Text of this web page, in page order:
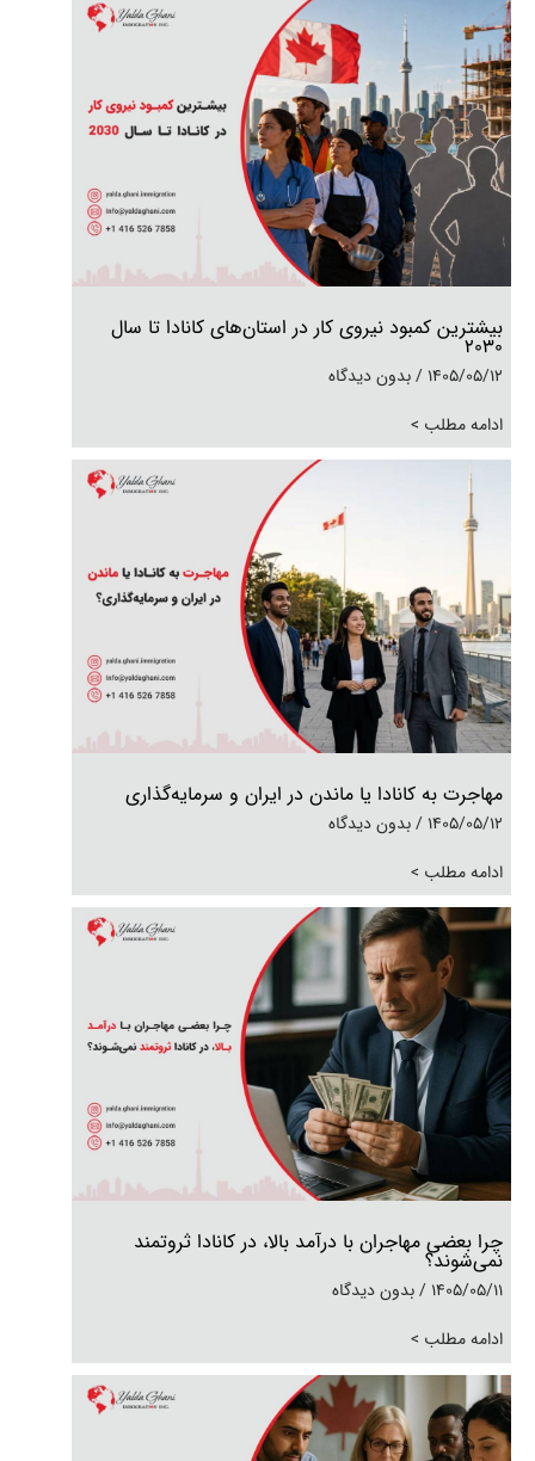
بیشترین کمبود نیروی کار در استان‌های کانادا تا سال
۲۰۳۰
1405/05/12
بدون دیدگاه
ادامه مطلب >
مهاجرت به کانادا یا ماندن در ایران و سرمایه‌گذاری
1405/05/12
بدون دیدگاه
ادامه مطلب >
چرا بعضی مهاجران با درآمد بالا، در کانادا ثروتمند
نمی‌شوند؟
1405/05/11
بدون دیدگاه
ادامه مطلب >